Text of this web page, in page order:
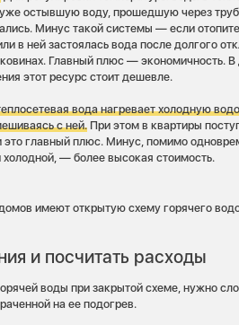
остывшую воду, прошедшую через
Минус такой системы — если
в ней застоялась вода после долгого
Главный плюс — экономичность.
этот ресурс стоит дешевле.
вода нагревает холодную
с ней.При этом в квартиры
это главный плюс. Минус, помимо
— более высокая стоимость.
имеют открытую схему горячего
и посчитать расходы
воды при закрытой схеме, нужно
на ее подогрев.